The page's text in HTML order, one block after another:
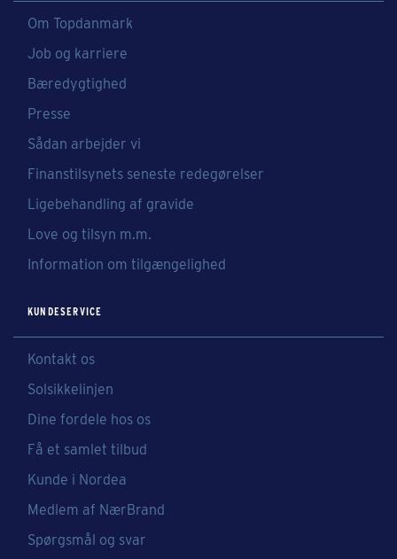
Om Topdanmark
Job og karriere
Bæredygtighed
Presse
Sådan arbejder vi
Finanstilsynets seneste redegørelser
Ligebehandling af gravide
Love og tilsyn m.m.
Information om tilgængelighed
KUNDESERVICE
Kontakt os
Solsikkelinjen
Dine fordele hos os
Få et samlet tilbud
Kunde i Nordea
Medlem af NærBrand
Spørgsmål og svar